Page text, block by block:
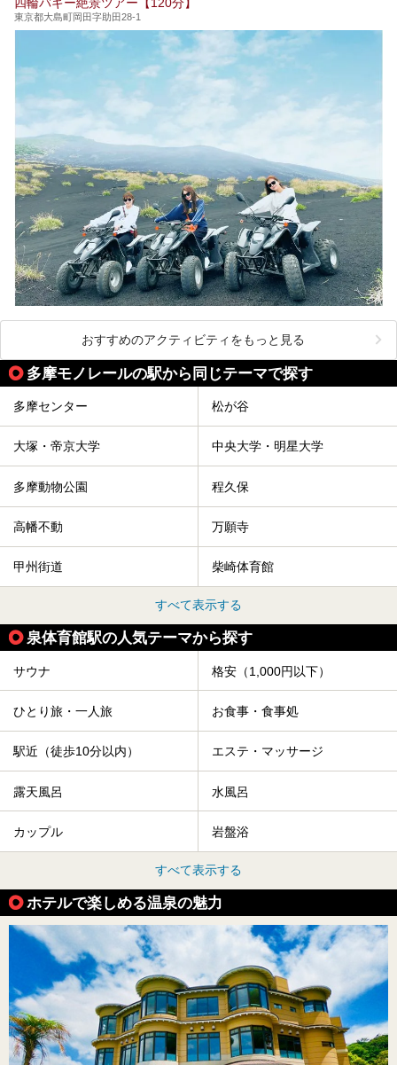
い施設、デートや休日レジャーにもぴったりなエンタメ要素
が充実した施設など、利用のシーンに合わせて参考にしてく
ださい。
東京都大島町岡田字助田28-1
おすすめのアクティビティをもっと見る
多摩モノレールの駅から同じテーマで探す
多摩センター 松が谷
大塚・帝京大学 中央大学・明星大学
多摩動物公園 程久保
高幡不動 万願寺
甲州街道 柴崎体育館
すべて表示する
泉体育館駅の人気テーマから探す
サウナ 格安（1,000円以下）
ひとり旅・一人旅 お食事・食事処
駅近（徒歩10分以内） エステ・マッサージ
露天風呂 水風呂
カップル 岩盤浴
すべて表示する
ホテルで楽しめる温泉の魅力